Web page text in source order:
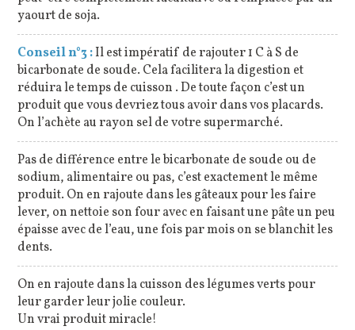
yaourt de soja.
Conseil n°3 :Il est impératif de rajouter 1 C à S de
bicarbonate de soude. Cela facilitera la digestion et
réduira le temps de cuisson . De toute façon c’est un
produit que vous devriez tous avoir dans vos placards.
On l’achète au rayon sel de votre supermarché.
Pas de différence entre le bicarbonate de soude ou de
sodium, alimentaire ou pas, c’est exactement le même
produit. On en rajoute dans les gâteaux pour les faire
lever, on nettoie son four avec en faisant une pâte un peu
épaisse avec de l’eau, une fois par mois on se blanchit les
dents.
On en rajoute dans la cuisson des légumes verts pour
leur garder leur jolie couleur.
Un vrai produit miracle!